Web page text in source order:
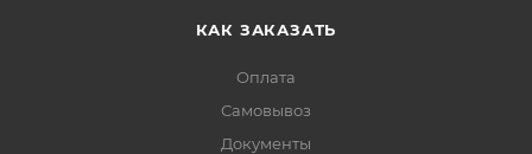
КАК ЗАКАЗАТЬ
Оплата
Самовывоз
Документы